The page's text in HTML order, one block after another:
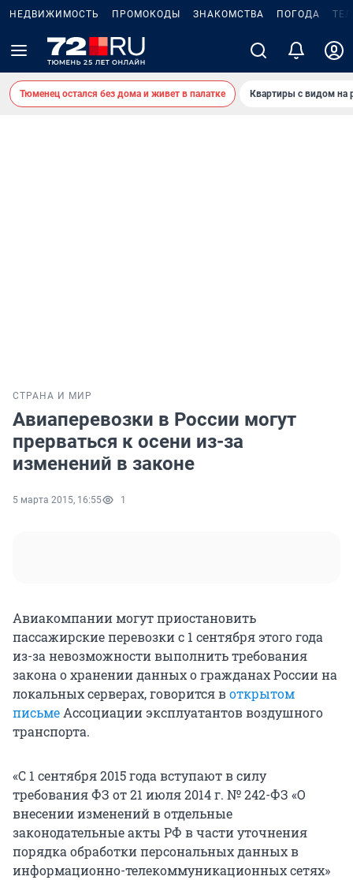
НЕДВИЖИМОСТЬ ПРОМОКОДЫ ЗНАКОМСТВА ПОГОДА
Тюменец остался без дома и живет в палатке Квартиры с видом на
СТРАНА И МИР
Авиаперевозки в России могут
прерваться к осени из-за
изменений в законе
5 марта 2015, 16:55 1
Авиакомпании могут приостановить
пассажирские перевозки с 1 сентября этого года
из-за невозможности выполнить требования
закона о хранении данных о гражданах России на
локальных серверах, говорится воткрытом
письме Ассоциации эксплуатантов воздушного
транспорта.
«С 1 сентября 2015 года вступают в силу
требования ФЗ от 21 июля 2014 г. № 242-ФЗ «О
внесении изменений в отдельные
законодательные акты РФ в части уточнения
порядка обработки персональных данных в
информационно-телекоммуникационных сетях»